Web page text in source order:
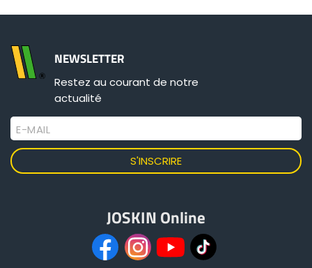
MyJOSKIN
Magyar
Slovenija
Česká republika
NEWSLETTER
Restez au courant de notre
actualité
E-MAIL
JOSKIN Online